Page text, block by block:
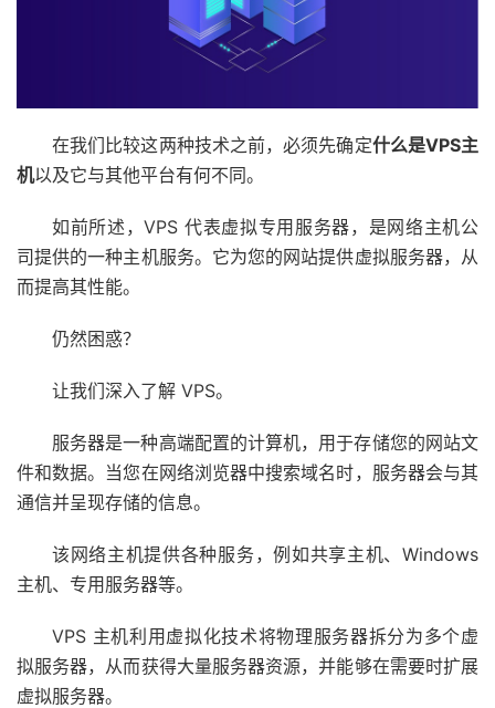
在我们比较这两种技术之前，必须先确定什么是VPS主
机以及它与其他平台有何不同。
如前所述，VPS 代表虚拟专用服务器，是网络主机公
司提供的一种主机服务。它为您的网站提供虚拟服务器，从
而提高其性能。
仍然困惑？
让我们深入了解 VPS。
服务器是一种高端配置的计算机，用于存储您的网站文
件和数据。当您在网络浏览器中搜索域名时，服务器会与其
通信并呈现存储的信息。
该网络主机提供各种服务，例如共享主机、Windows
主机、专用服务器等。
VPS 主机利用虚拟化技术将物理服务器拆分为多个虚
拟服务器，从而获得大量服务器资源，并能够在需要时扩展
虚拟服务器。